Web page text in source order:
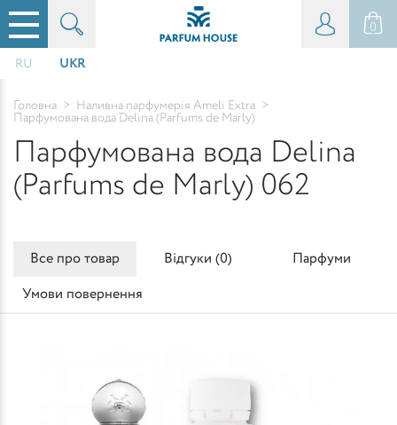
0
RU UKR
Головна > Наливна парфумерія Ameli Extra >
Парфумована вода Delina (Parfums de Marly)
Парфумована вода Delina
(Parfums de Marly) 062
Все про товар Відгуки (0) Парфуми
Умови повернення